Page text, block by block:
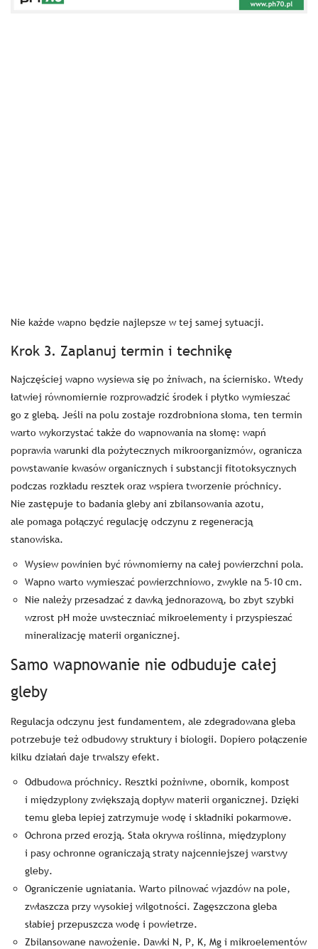
Nie każde wapno będzie najlepsze w tej samej sytuacji.
Krok 3. Zaplanuj termin i technikę
Najczęściej wapno wysiewa się po żniwach, na ściernisko. Wtedy
łatwiej równomiernie rozprowadzić środek i płytko wymieszać
go z glebą. Jeśli na polu zostaje rozdrobniona słoma, ten termin
warto wykorzystać także do wapnowania na słomę: wapń
poprawia warunki dla pożytecznych mikroorganizmów, ogranicza
powstawanie kwasów organicznych i substancji fitotoksycznych
podczas rozkładu resztek oraz wspiera tworzenie próchnicy.
Nie zastępuje to badania gleby ani zbilansowania azotu,
ale pomaga połączyć regulację odczynu z regeneracją
stanowiska.
Wysiew powinien być równomierny na całej powierzchni pola.
Wapno warto wymieszać powierzchniowo, zwykle na 5-10 cm.
Nie należy przesadzać z dawką jednorazową, bo zbyt szybki
wzrost pH może uwsteczniać mikroelementy i przyspieszać
mineralizację materii organicznej.
Samo wapnowanie nie odbuduje całej
gleby
Regulacja odczynu jest fundamentem, ale zdegradowana gleba
potrzebuje też odbudowy struktury i biologii. Dopiero połączenie
kilku działań daje trwalszy efekt.
Odbudowa próchnicy. Resztki pożniwne, obornik, kompost
i międzyplony zwiększają dopływ materii organicznej. Dzięki
temu gleba lepiej zatrzymuje wodę i składniki pokarmowe.
Ochrona przed erozją. Stała okrywa roślinna, międzyplony
i pasy ochronne ograniczają straty najcenniejszej warstwy
gleby.
Ograniczenie ugniatania. Warto pilnować wjazdów na pole,
zwłaszcza przy wysokiej wilgotności. Zagęszczona gleba
słabiej przepuszcza wodę i powietrze.
Zbilansowane nawożenie. Dawki N, P, K, Mg i mikroelementów